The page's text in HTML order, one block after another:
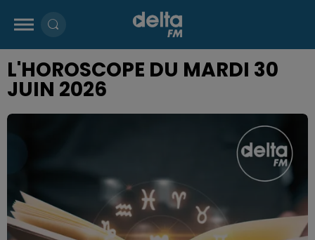
L'HOROSCOPE DU MARDI 30
JUIN 2026